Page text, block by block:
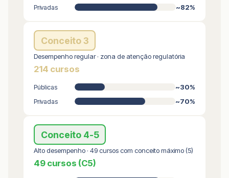
Privadas ~82%
Conceito 3
Desempenho regular · zona de atenção regulatória
214 cursos
Públicas ~30%
Privadas ~70%
Conceito 4-5
Alto desempenho · 49 cursos com conceito máximo (5)
49 cursos (C5)